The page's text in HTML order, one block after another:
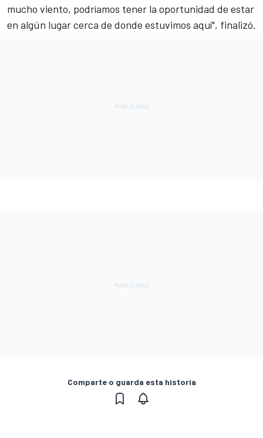
mucho viento, podríamos tener la oportunidad de estar
en algún lugar cerca de donde estuvimos aquí", finalizó.
Comparte o guarda esta historia